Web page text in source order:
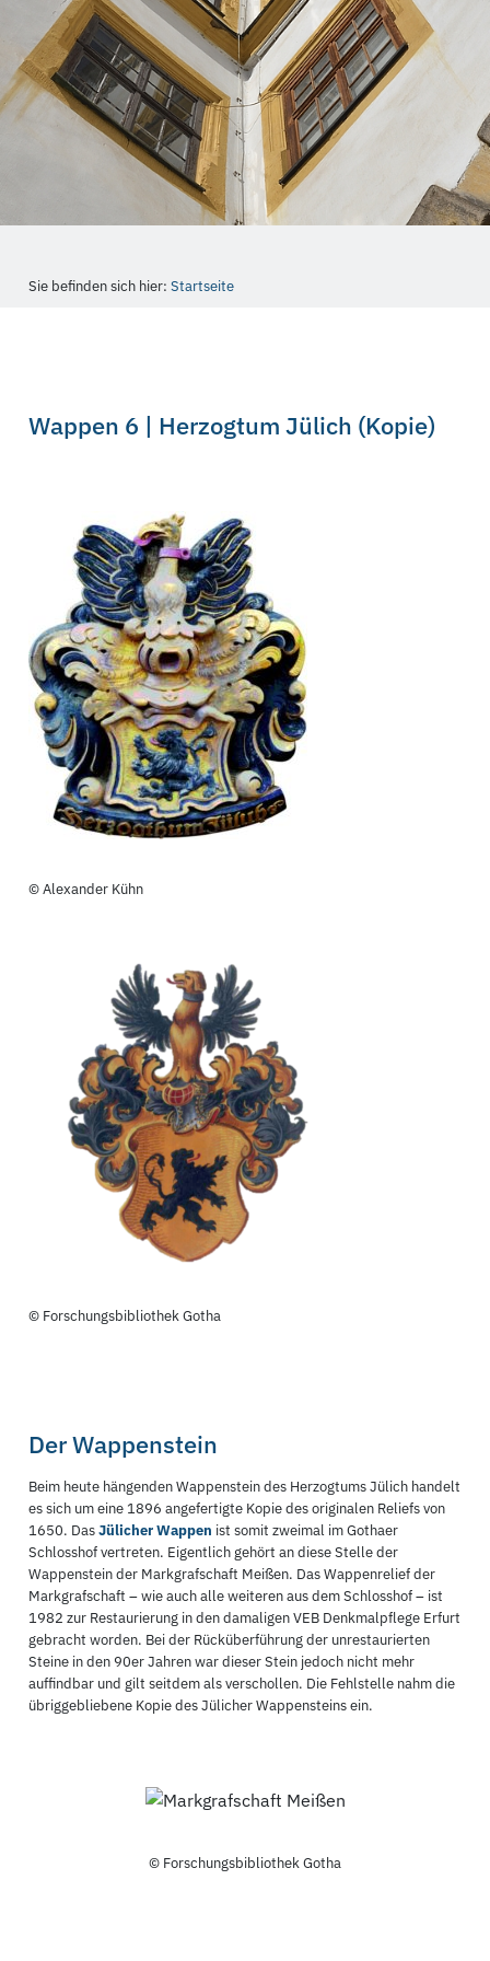
Sie befinden sich hier:Startseite
Wappen 6 | Herzogtum Jülich (Kopie)
© Alexander Kühn
© Forschungsbibliothek Gotha
Der Wappenstein
Beim heute hängenden Wappenstein des Herzogtums Jülich handelt
es sich um eine 1896 angefertigte Kopie des originalen Reliefs von
1650. DasJülicher Wappen ist somit zweimal im Gothaer
Schlosshof vertreten. Eigentlich gehört an diese Stelle der
Wappenstein der Markgrafschaft Meißen. Das Wappenrelief der
Markgrafschaft – wie auch alle weiteren aus dem Schlosshof – ist
1982 zur Restaurierung in den damaligen VEB Denkmalpflege Erfurt
gebracht worden. Bei der Rücküberführung der unrestaurierten
Steine in den 90er Jahren war dieser Stein jedoch nicht mehr
auffindbar und gilt seitdem als verschollen. Die Fehlstelle nahm die
übriggebliebene Kopie des Jülicher Wappensteins ein.
© Forschungsbibliothek Gotha